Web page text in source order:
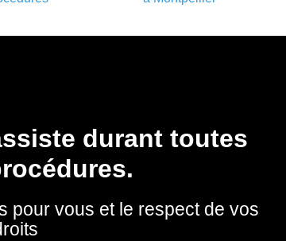
durant toutes
pour vous et le respect de vos